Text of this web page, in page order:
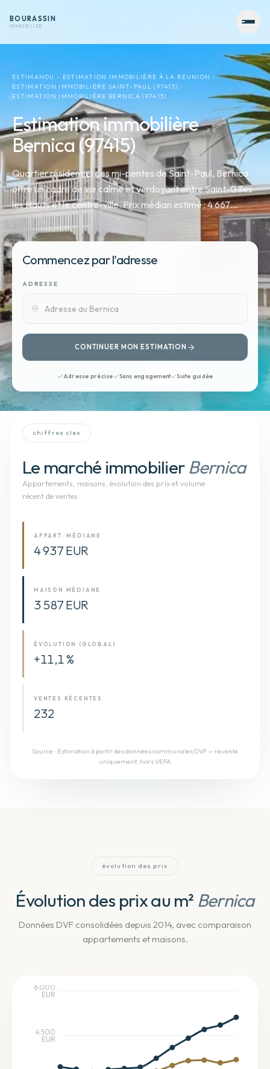
BOURASSIN
IMMOBILIER
ESTIMANOU - ESTIMATION IMMOBILIÈRE À LA RÉUNION
ESTIMATION IMMOBILIÈRE SAINT-PAUL (97415)
ESTIMATION IMMOBILIÈRE BERNICA (97415)
Estimation immobilière
Bernica (97415)
Quartier résidentiel des mi-pentes de Saint-Paul, Bernica
offre un cadre de vie calme et verdoyant entre Saint-Gilles
les Hauts et le centre-ville. Prix médian estimé : 4 667
EUR/m² en 2025.
Commencez par l'adresse
ADRESSE
CONTINUER MON ESTIMATION
Adresse précise Sans engagement Suite guidée
chiffres cles
Le marché immobilierBernica
Appartements, maisons , évolution des prix et volume
récent de ventes
APPART. MÉDIANE
4 937 EUR
MAISON MÉDIANE
3 587 EUR
ÉVOLUTION (GLOBAL)
+11,1 %
VENTES RÉCENTES
232
Source : Estimation à partir des données communales DVF — revente
uniquement, hors VEFA
évolution des prix
Évolution des prix au m² Bernica
Données DVF consolidées depuis 2014, avec comparaison
appartements et maisons.
4 500
EUR
6 000
EUR